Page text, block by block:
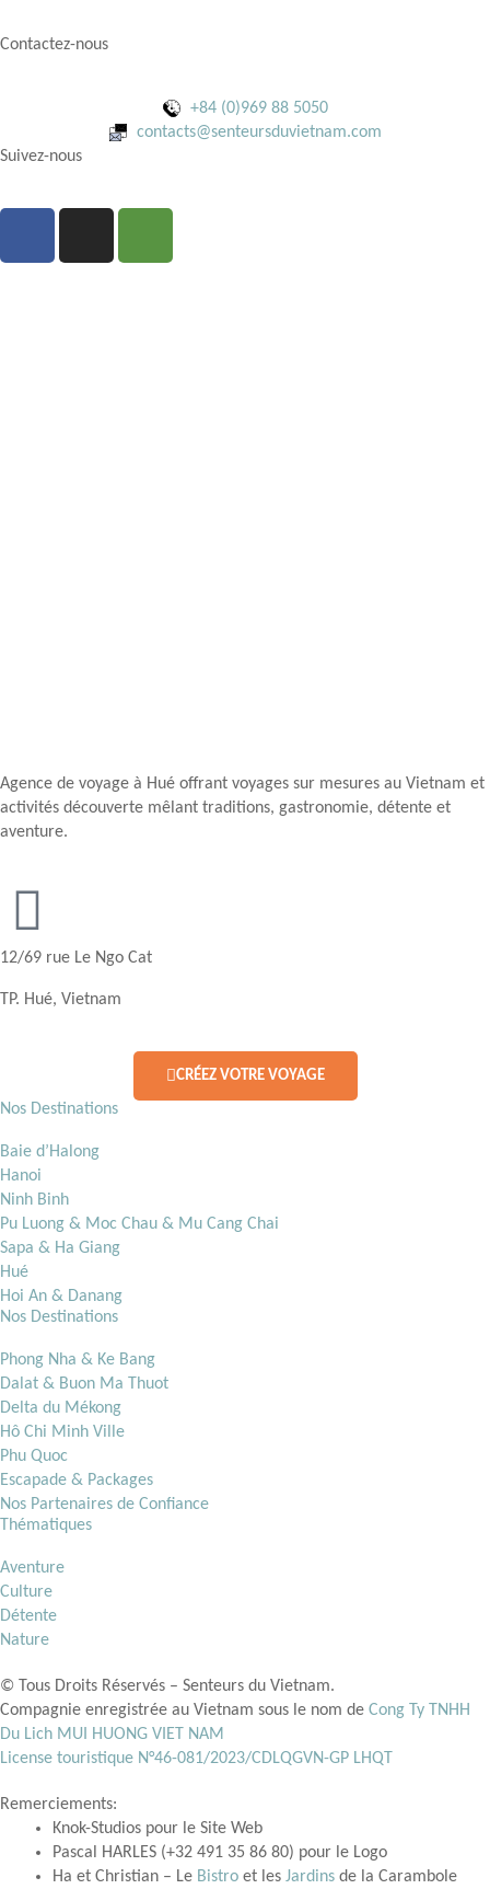
Contactez-nous
+84 (0)969 88 5050
contacts@senteursduvietnam.com
Suivez-nous
Agence de voyage à Hué offrant voyages sur mesures au Vietnam et
activités découverte mêlant traditions, gastronomie, détente et
aventure.
12/69 rue Le Ngo Cat
TP. Hué, Vietnam
CRÉEZ VOTRE VOYAGE
Nos Destinations
Baie d’Halong
Hanoi
Ninh Binh
Pu Luong & Moc Chau & Mu Cang Chai
Sapa & Ha Giang
Hué
Hoi An & Danang
Nos Destinations
Phong Nha & Ke Bang
Dalat & Buon Ma Thuot
Delta du Mékong
Hô Chi Minh Ville
Phu Quoc
Escapade & Packages
Nos Partenaires de Confiance
Thématiques
Aventure
Culture
Détente
Nature
© Tous Droits Réservés – Senteurs du Vietnam.
Compagnie enregistrée au Vietnam sous le nom de Cong Ty TNHH
Du Lich MUI HUONG VIET NAM
License touristique N°46-081/2023/CDLQGVN-GP LHQT
Remerciements:
Knok-Studios pour le Site Web
Pascal HARLES (+32 491 35 86 80) pour le Logo
Ha et Christian – Le Bistro et les Jardins de la Carambole